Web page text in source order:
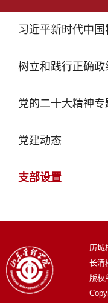
习近平新时代中
树立和践行正确
党的二十大精神专
党建动态
支部设置
历
长清
版权